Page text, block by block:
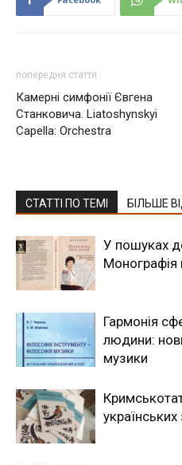
попередня стаття
Камерні симфонії Євгена
Станковича. Liatoshynskyi
Capella: Orchestra
СТАТТІ ПО ТЕМІ БІЛЬШЕ
У пошуках
Монографія
Гармонія
людини:
музики
українських